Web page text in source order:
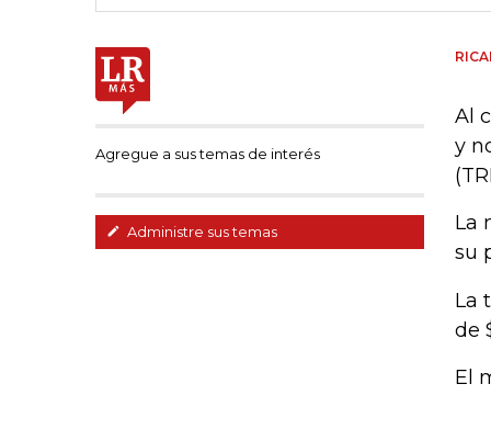
Agregue a sus temas de interés
Administre sus temas
Al
y
La
su
La
de
El